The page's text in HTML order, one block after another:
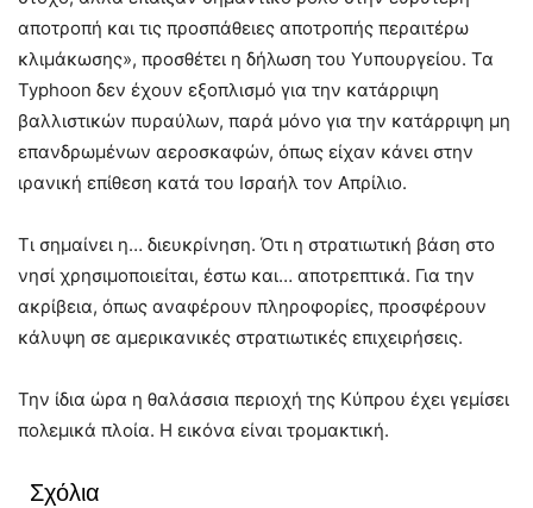
αποτροπή και τις προσπάθειες αποτροπής περαιτέρω
κλιμάκωσης», προσθέτει η δήλωση του Yυπουργείου. Τα
Typhoon δεν έχουν εξοπλισμό για την κατάρριψη
βαλλιστικών πυραύλων, παρά μόνο για την κατάρριψη μη
επανδρωμένων αεροσκαφών, όπως είχαν κάνει στην
ιρανική επίθεση κατά του Ισραήλ τον Απρίλιο.
Τι σημαίνει η… διευκρίνηση. Ότι η στρατιωτική βάση στο
νησί χρησιμοποιείται, έστω και… αποτρεπτικά. Για την
ακρίβεια, όπως αναφέρουν πληροφορίες, προσφέρουν
κάλυψη σε αμερικανικές στρατιωτικές επιχειρήσεις.
Την ίδια ώρα η θαλάσσια περιοχή της Κύπρου έχει γεμίσει
πολεμικά πλοία. Η εικόνα είναι τρομακτική.
Σχόλια